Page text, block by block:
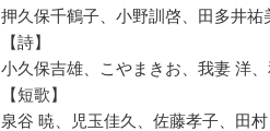
押久保千鶴子、小野訓啓、田多井祐
【詩】
小久保吉雄、こやまきお、我妻 洋
【短歌】
泉谷 暁、児玉佳久、佐藤孝子、田